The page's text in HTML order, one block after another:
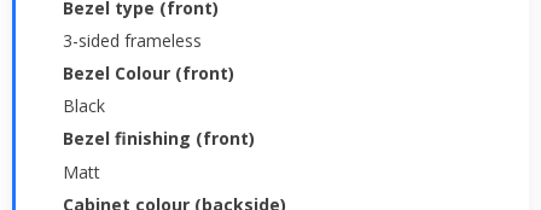
Bezel type (front)
3-sided frameless
Bezel Colour (front)
Black
Bezel finishing (front)
Matt
Cabinet colour (backside)